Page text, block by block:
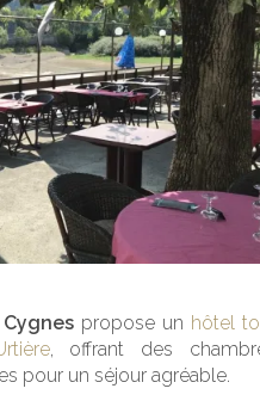
propose un hôtel
, offrant des
pour un séjour agréable.